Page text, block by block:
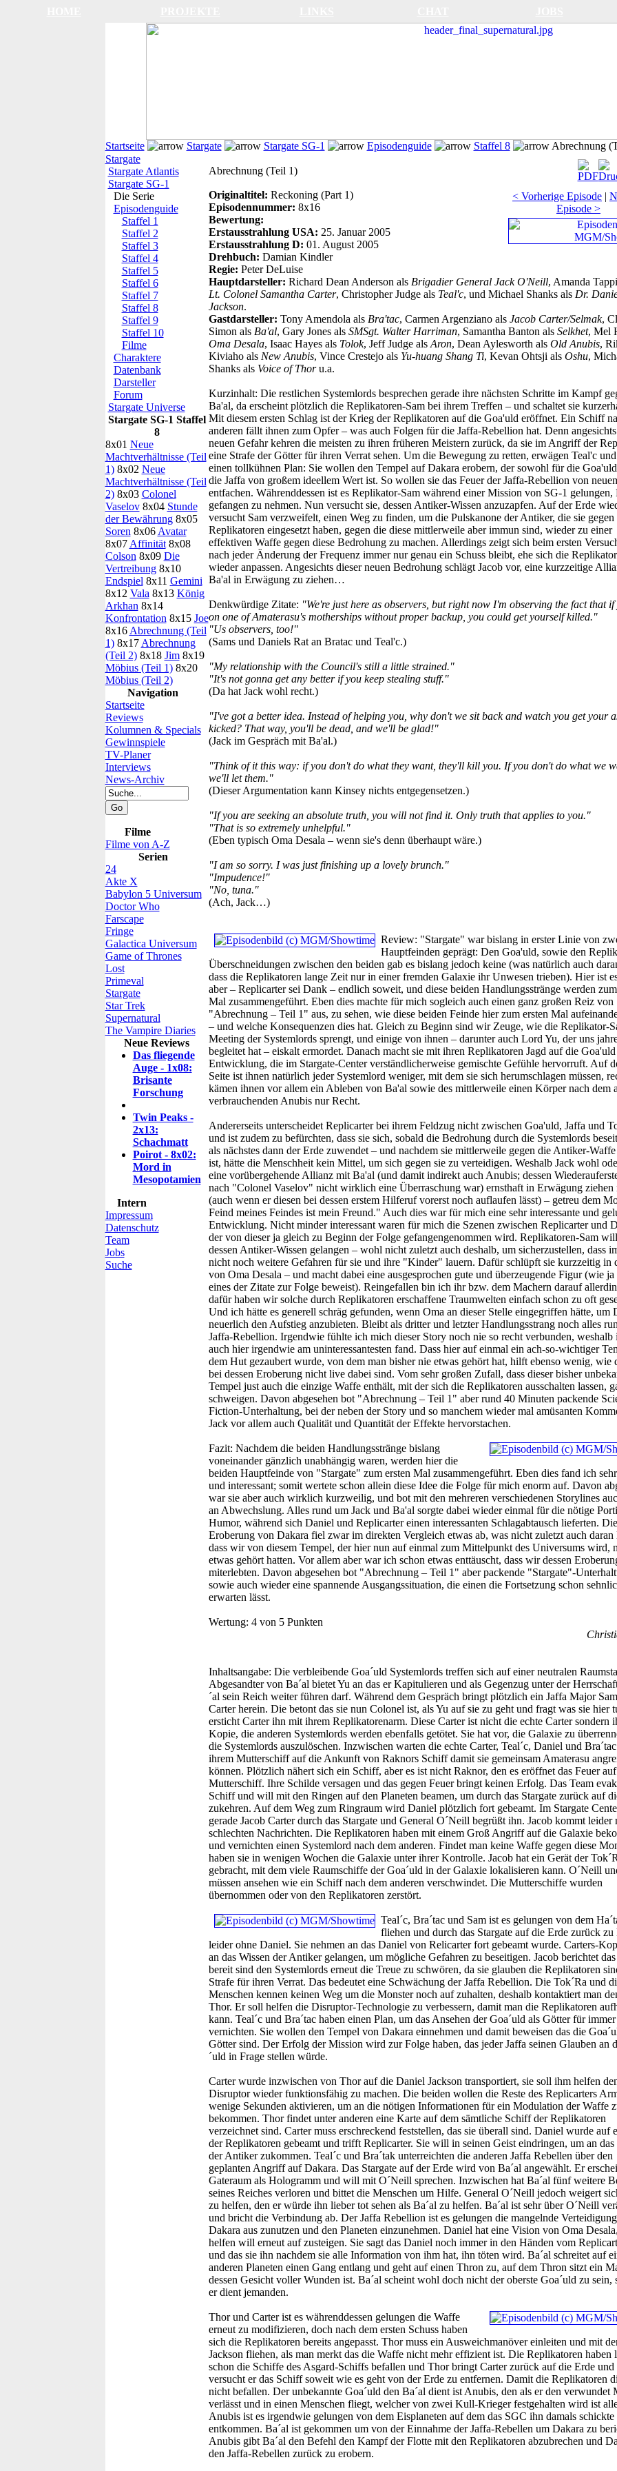
Startseite Stargate Stargate SG-1 Episodenguide Staffel 8
Abrechnung
Stargate
Stargate Atlantis
Stargate SG-1
Die Serie
Episodenguide
Staffel 1
Staffel 2
Staffel 3
Staffel 4
Staffel 5
Staffel 6
Staffel 7
Staffel 8
Staffel 9
Staffel 10
Filme
Charaktere
Datenbank
Darsteller
Forum
Stargate Universe
Stargate SG-1 Staffel
8
8x01 Neue
Machtverhältnisse (Teil
1)8x02 Neue
Machtverhältnisse (Teil
2)8x03 Colonel
Vaselov8x04 Stunde
der Bewährung8x05
Soren 8x06 Avatar
8x07 Affinität8x08
Colson 8x09 Die
Vertreibung8x10
Endspiel 8x11 Gemini
8x12 Vala 8x13 König
Arkhan 8x14
Konfrontation 8x15 Joe
8x16 Abrechnung (Teil
1)8x17 Abrechnung
(Teil 2)8x18 Jim8x19
Möbius (Teil 1)8x20
Möbius (Teil 2)
Navigation
Startseite
Reviews
Kolumnen & Specials
Gewinnspiele
TV-Planer
Interviews
News-Archiv
Filme
Filme von A-Z
Serien
24
Akte X
Babylon 5 Universum
Doctor Who
Farscape
Fringe
Galactica Universum
Game of Thrones
Lost
Primeval
Stargate
Star Trek
Supernatural
The Vampire Diaries
Neue Reviews
Das fliegende
Auge - 1x08:
Brisante
Forschung
Twin Peaks -
2x13:
Schachmatt
Poirot - 8x02:
Mord in
Mesopotamien
Intern
Impressum
Datenschutz
Team
Jobs
Suche
Abrechnung (Teil 1)
< Vorherige Episode |
Episode >
Originaltitel: Reckoning (Part 1)
Episodennummer: 8x16
Bewertung:
Erstausstrahlung USA: 25. Januar 2005
Erstausstrahlung D: 01. August 2005
Drehbuch: Damian Kindler
Regie: Peter DeLuise
Hauptdarsteller: Richard Dean Anderson als Brigadier General Jack O'Neill, Amanda
Lt. Colonel Samantha Carter, Christopher Judge als Teal'c, und Michael Shanks als Dr.
Jackson.
Gastdarsteller: Tony Amendola als Bra'tac, Carmen Argenziano als Jacob Carter/Selmak,
Simon als Ba'al, Gary Jones als SMSgt. Walter Harriman, Samantha Banton als Selkhet, Mel
Oma Desala, Isaac Hayes als Tolok, Jeff Judge als Aron, Dean Aylesworth als Old Anubis,
Kiviaho als New Anubis, Vince Crestejo als Yu-huang Shang Ti, Kevan Ohtsji als Oshu,
Shanks als Voice of Thoru.a.
Kurzinhalt: Die restlichen Systemlords besprechen gerade ihre nächsten Schritte im Kampf
Ba'al, da erscheint plötzlich die Replikatoren-Sam bei ihrem Treffen – und schaltet sie
Mit diesem ersten Schlag ist der Krieg der Replikatoren auf die Goa'uld eröffnet. Ein Schiff
anderen fällt ihnen zum Opfer – was auch Folgen für die Jaffa-Rebellion hat. Denn
neuen Gefahr kehren die meisten zu ihren früheren Meistern zurück, da sie im Angriff der
eine Strafe der Götter für ihren Verrat sehen. Um die Bewegung zu retten, erwägen Teal'c
einen tollkühnen Plan: Sie wollen den Tempel auf Dakara erobern, der sowohl für die
die Jaffa von großem ideellem Wert ist. So wollen sie das Feuer der Jaffa-Rebellion von
entfachen. Währenddessen ist es Replikator-Sam während einer Mission von SG-1 gelungen,
gefangen zu nehmen. Nun versucht sie, dessen Antiker-Wissen anzuzapfen. Auf der Erde
versucht Sam verzweifelt, einen Weg zu finden, um die Pulskanone der Antiker, die sie gegen
Replikatoren eingesetzt haben, gegen die diese mittlerweile aber immun sind, wieder zu einer
effektiven Waffe gegen diese Bedrohung zu machen. Allerdings zeigt sich beim ersten
nach jeder Änderung der Frequenz immer nur genau ein Schuss bleibt, ehe sich die
wieder anpassen. Angesichts dieser neuen Bedrohung schlägt Jacob vor, eine kurzzeitige
Ba'al in Erwägung zu ziehen…
Denkwürdige Zitate: "We're just here as observers, but right now I'm observing the fact that if
on one of Amaterasu's motherships without proper backup, you could get yourself killed."
"Us observers, too!"
(Sams und Daniels Rat an Bratac und Teal'c.)
"My relationship with the Council's still a little strained."
"It's not gonna get any better if you keep stealing stuff."
(Da hat Jack wohl recht.)
"I've got a better idea. Instead of helping you, why don't we sit back and watch you get your
kicked? That way, you'll be dead, and we'll be glad!"
(Jack im Gespräch mit Ba'al.)
"Think of it this way: if you don't do what they want, they'll kill you. If you don't do what we
we'll let them."
(Dieser Argumentation kann Kinsey nichts entgegensetzen.)
"If you are seeking an absolute truth, you will not find it. Only truth that applies to you."
"That is so extremely unhelpful."
(Eben typisch Oma Desala – wenn sie's denn überhaupt wäre.)
"I am so sorry. I was just finishing up a lovely brunch."
"Impudence!"
"No, tuna."
(Ach, Jack…)
Review: "Stargate" war bislang in erster Linie von
Hauptfeinden geprägt: Den Goa'uld, sowie den
Überschneidungen zwischen den beiden gab es bislang jedoch keine (was natürlich auch
dass die Replikatoren lange Zeit nur in einer fremden Galaxie ihr Unwesen trieben). Hier ist
aber – Replicarter sei Dank – endlich soweit, und diese beiden Handlungsstränge werden
Mal zusammengeführt. Eben dies machte für mich sogleich auch einen ganz großen Reiz von
"Abrechnung – Teil 1" aus, zu sehen, wie diese beiden Feinde hier zum ersten Mal
– und welche Konsequenzen dies hat. Gleich zu Beginn sind wir Zeuge, wie die Replikator-
Meeting der Systemlords sprengt, und einige von ihnen – darunter auch Lord Yu, der uns
begleitet hat – eiskalt ermordet. Danach macht sie mit ihren Replikatoren Jagd auf die
Entwicklung, die im Stargate-Center verständlicherweise gemischte Gefühle hervorruft. Auf
Seite ist ihnen natürlich jeder Systemlord weniger, mit dem sie sich herumschlagen müssen,
kämen ihnen vor allem ein Ableben von Ba'al sowie des mittlerweile einen Körper nach dem
verbrauchenden Anubis nur Recht.
Andererseits unterscheidet Replicarter bei ihrem Feldzug nicht zwischen Goa'uld, Jaffa und
und ist zudem zu befürchten, dass sie sich, sobald die Bedrohung durch die Systemlords
als nächstes dann der Erde zuwendet – und nachdem sie mittlerweile gegen die Antiker-
ist, hätte die Menschheit kein Mittel, um sich gegen sie zu verteidigen. Weshalb Jack wohl
eine vorübergehende Allianz mit Ba'al (und damit indirekt auch Anubis; dessen
nach "Colonel Vaselov" nicht wirklich eine Überraschung war) ernsthaft in Erwägung ziehen
(auch wenn er diesen bei dessen erstem Hilferuf vorerst noch auflaufen lässt) – getreu dem
Feind meines Feindes ist mein Freund." Auch dies war für mich eine sehr interessante und
Entwicklung. Nicht minder interessant waren für mich die Szenen zwischen Replicarter und
der von dieser ja gleich zu Beginn der Folge gefangengenommen wird. Replikatoren-Sam
dessen Antiker-Wissen gelangen – wohl nicht zuletzt auch deshalb, um sicherzustellen, dass
nicht noch weitere Gefahren für sie und ihre "Kinder" lauern. Dafür schlüpft sie kurzzeitig in
von Oma Desala – und macht dabei eine ausgesprochen gute und überzeugende Figur (wie ja
eines der Zitate zur Folge beweist). Reingefallen bin ich ihr bzw. dem Machern darauf
dafür haben wir solche durch Replikatoren erschaffene Traumwelten einfach schon zu oft
Und ich hätte es generell schräg gefunden, wenn Oma an dieser Stelle eingegriffen hätte, um
neuerlich den Aufstieg anzubieten. Bleibt als dritter und letzter Handlungsstrang noch alles
Jaffa-Rebellion. Irgendwie fühlte ich mich dieser Story noch nie so recht verbunden, weshalb
auch hier irgendwie am uninteressantesten fand. Dass hier auf einmal ein ach-so-wichtiger
dem Hut gezaubert wurde, von dem man bisher nie etwas gehört hat, hilft ebenso wenig, wie
bei dessen Eroberung nicht live dabei sind. Vom sehr großen Zufall, dass dieser bisher
Tempel just auch die einzige Waffe enthält, mit der sich die Replikatoren ausschalten lassen,
schweigen. Davon abgesehen bot "Abrechnung – Teil 1" aber rund 40 Minuten packende
Fiction-Unterhaltung, bei der neben der Story und so manchem wieder mal amüsanten
Jack vor allem auch Qualität und Quantität der Effekte hervorstachen.
Fazit: Nachdem die beiden Handlungsstränge bislang
voneinander gänzlich unabhängig waren, werden hier die
beiden Hauptfeinde von "Stargate" zum ersten Mal zusammengeführt. Eben dies fand ich
und interessant; somit wertete schon allein diese Idee die Folge für mich enorm auf. Davon
war sie aber auch wirklich kurzweilig, und bot mit den mehreren verschiedenen Storylines
an Abwechslung. Alles rund um Jack und Ba'al sorgte dabei wieder einmal für die nötige
Humor, während sich Daniel und Replicarter einen interessanten Schlagabtausch lieferten. Die
Eroberung von Dakara fiel zwar im direkten Vergleich etwas ab, was nicht zuletzt auch daran
dass wir von diesem Tempel, der hier nun auf einmal zum Mittelpunkt des Universums wird,
etwas gehört hatten. Vor allem aber war ich schon etwas enttäuscht, dass wir dessen
miterlebten. Davon abgesehen bot "Abrechnung – Teil 1" aber packende "Stargate"-
sowie auch wieder eine spannende Ausgangssituation, die einen die Fortsetzung schon
erwarten lässt.
Wertung: 4 von 5 Punkten
Inhaltsangabe: Die verbleibende Goa´uld Systemlords treffen sich auf einer neutralen
Abgesandter von Ba´al bietet Yu an das er Kapitulieren und als Gegenzug unter der
´al sein Reich weiter führen darf. Während dem Gespräch bringt plötzlich ein Jaffa Major
Carter herein. Die betont das sie nun Colonel ist, als Yu auf sie zu geht und fragt was sie hier
ersticht Carter ihn mit ihrem Replikatorenarm. Diese Carter ist nicht die echte Carter sondern
Kopie, die anderen Systemlords werden ebenfalls getötet. Sie hat vor, die Galaxie zu
die Systemlords auszulöschen. Inzwischen warten die echte Carter, Teal´c, Daniel und
ihrem Mutterschiff auf die Ankunft von Raknors Schiff damit sie gemeinsam Amaterasu
können. Plötzlich nähert sich ein Schiff, aber es ist nicht Raknor, den es eröffnet das Feuer auf
Mutterschiff. Ihre Schilde versagen und das gegen Feuer bringt keinen Erfolg. Das Team
Schiff und will mit den Ringen auf den Planeten beamen, um durch das Stargate zurück auf
zukehren. Auf dem Weg zum Ringraum wird Daniel plötzlich fort gebeamt. Im Stargate
gerade Jacob Carter durch das Stargate und General O´Neill begrüßt ihn. Jacob kommt leider
schlechten Nachrichten. Die Replikatoren haben mit einem Groß Angriff auf die Galaxie
und vernichten einen Systemlord nach dem anderen. Findet man keine Waffe gegen diese
haben sie in wenigen Wochen die Galaxie unter ihrer Kontrolle. Jacob hat ein Gerät der
gebracht, mit dem viele Raumschiffe der Goa´uld in der Galaxie lokalisieren kann. O´Neill
müssen ansehen wie ein Schiff nach dem anderen verschwindet. Die Mutterschiffe wurden
übernommen oder von den Replikatoren zerstört.
Teal´c, Bra´tac und Sam ist es gelungen von dem
fliehen und durch das Stargate auf die Erde zurück zu
leider ohne Daniel. Sie nehmen an das Daniel von Relicarter fort gebeamt wurde. Carters-
an das Wissen der Antiker gelangen, um mögliche Gefahren zu beseitigen. Jacob berichtet
bereit sind den Systemlords erneut die Treue zu schwören, da sie glauben die Replikatoren
Strafe für ihren Verrat. Das bedeutet eine Schwächung der Jaffa Rebellion. Die Tok´Ra und
Menschen kennen keinen Weg um die Monster noch auf zuhalten, deshalb kontaktiert man
Thor. Er soll helfen die Disruptor-Technologie zu verbessern, damit man die Replikatoren
kann. Teal´c und Bra´tac haben einen Plan, um das Ansehen der Goa´uld als Götter für
vernichten. Sie wollen den Tempel von Dakara einnehmen und damit beweisen das die
Götter sind. Der Erfolg der Mission wird zur Folge haben, das jeder Jaffa seinen Glauben an
´uld in Frage stellen würde.
Carter wurde inzwischen von Thor auf die Daniel Jackson transportiert, sie soll ihm helfen
Disruptor wieder funktionsfähig zu machen. Die beiden wollen die Reste des Replicarters
wenige Sekunden aktivieren, um an die nötigen Informationen für ein Modulation der Waffe
bekommen. Thor findet unter anderen eine Karte auf dem sämtliche Schiff der Replikatoren
verzeichnet sind. Carter muss erschreckend feststellen, das sie überall sind. Daniel wurde auf
der Replikatoren gebeamt und trifft Replicarter. Sie will in seinen Geist eindringen, um an das
der Antiker zukommen. Teal´c und Bra´tak unterreichten die anderen Jaffa Rebellen über den
geplanten Angriff auf Dakara. Das Stargate auf der Erde wird von Ba´al angewählt. Er
Gateraum als Hologramm und will mit O´Neill sprechen. Inzwischen hat Ba´al fünf weitere
seines Reiches verloren und bittet die Menschen um Hilfe. General O´Neill jedoch weigert
zu helfen, den er würde ihn lieber tot sehen als Ba´al zu helfen. Ba´al ist sehr über O´Neill
und bricht die Verbindung ab. Der Jaffa Rebellion ist es gelungen die mangelnde
Dakara aus zunutzen und den Planeten einzunehmen. Daniel hat eine Vision von Oma
helfen will erneut auf zusteigen. Sie sagt das Daniel noch immer in den Händen vom
und das sie ihn nachdem sie alle Information von ihm hat, ihn töten wird. Ba´al schreitet auf
anderen Planeten einen Gang entlang und geht auf einen Thron zu, auf dem Thron sitzt ein
dessen Gesicht voller Wunden ist. Ba´al scheint wohl doch nicht der oberste Goa´uld zu sein,
er dient jemanden.
Thor und Carter ist es währenddessen gelungen die Waffe
erneut zu modifizieren, doch nach dem ersten Schuss haben
sich die Replikatoren bereits angepasst. Thor muss ein Ausweichmanöver einleiten und mit
Jackson fliehen, als man merkt das die Waffe nicht mehr effizient ist. Die Replikatoren haben
schon die Schiffe des Asgard-Schiffs befallen und Thor bringt Carter zurück auf die Erde und
versucht er das Schiff soweit wie es geht von der Erde zu entfernen. Damit die Replikatoren
nicht befallen. Der unbekannte Goa´uld den Ba´al dient ist Anubis, den als er den verwundet
verlässt und in einen Menschen fliegt, welcher von zwei Kull-Krieger festgehalten wird ist
Anubis ist es irgendwie gelungen von dem Eisplaneten auf dem das SGC ihn damals schickte
entkommen. Ba´al ist gekommen um von der Einnahme der Jaffa-Rebellen um Dakara zu
Anubis gibt Ba´al den Befehl den Kampf der Flotte mit den Replikatoren abzubrechen und
den Jaffa-Rebellen zurück zu erobern.